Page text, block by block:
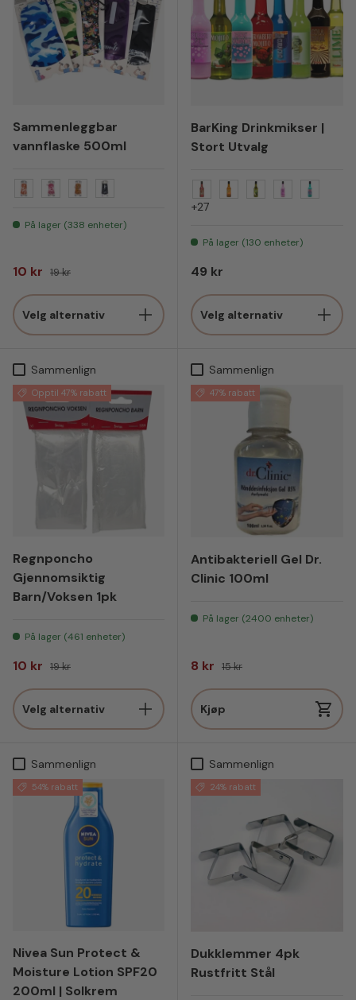
Sammenleggbar
vannflaske 500ml
Tiger oransje og sort
På lager (338 enheter)
Salgspris
10 kr Vanlig pris
19 kr
Velg alternativ
BarKing Drinkmikser |
Stort Utvalg
Strawberry
+27
På lager (130 enheter)
Vanlig pris
49 kr
Velg alternativ
Sammenlign
Opptil 47% rabatt
Regnponcho
Gjennomsiktig
Barn/Voksen 1pk
På lager (461 enheter)
Salgspris
10 kr Vanlig pris
19 kr
Velg alternativ
Sammenlign
47% rabatt
Antibakteriell Gel Dr.
Clinic 100ml
På lager (2400 enheter)
Salgspris
8 kr Vanlig pris
15 kr
Kjøp
Sammenlign
54% rabatt
Nivea Sun Protect &
Moisture Lotion SPF20
200ml | Solkrem
Sammenlign
24% rabatt
Dukklemmer 4pk
Rustfritt Stål